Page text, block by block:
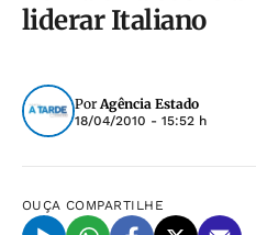
liderar Italiano
PorAgência Estado
18/04/2010 - 15:52 h
OUÇA COMPARTILHE